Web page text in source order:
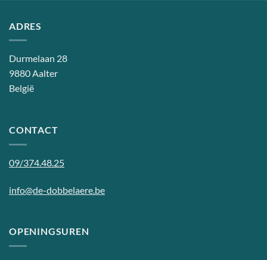
ADRES
Durmelaan 28
9880 Aalter
België
CONTACT
09/374.48.25
info@de-dobbelaere.be
OPENINGSUREN